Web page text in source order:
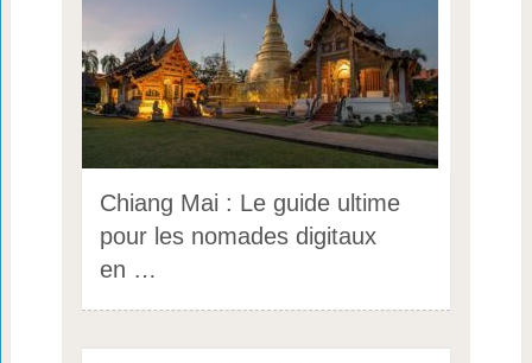
Chiang Mai : Le guide ultime
pour les nomades digitaux
en …